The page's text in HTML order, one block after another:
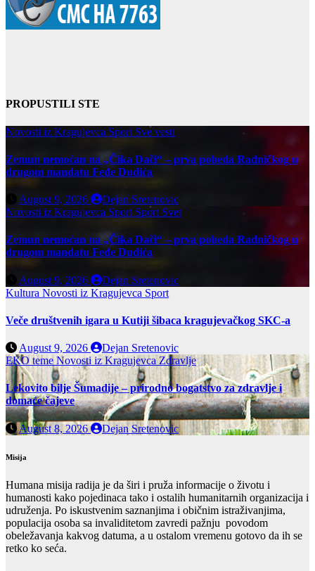
PROPUSTILI STE
Novosti iz Kragujevca Sport Sve vesti
Zemun nemoćan na „Čika Dači“ – prva pobeda Radničkog u
drugom mandatu Feđe Dudića
August 9, 2026
Dejan Sretenovic
Novosti iz Kragujevca Sport Sport Svet
Zemun nemoćan na „Čika Dači“ – prva pobeda Radničkog u
drugom mandatu Feđe Dudića
August 9, 2026
Dejan Sretenovic
Kultura Novosti iz Kragujevca Sport
Veče društvenih igara u Kutiji šibaca kragujevačkog SKC-a
August 9, 2026
Dejan Sretenovic
EKO teme Novosti iz Kragujevca Zdravlje
Lekovito bilje Šumadije – prirodno bogatstvo za zdravlje i
domaće čajeve
August 8, 2026 Dejan Sretenovic
Misija
Humana misija radija je da širi i pruža informacije o životu i
humanosti kako pojedinaca tako i ostalih humanitarnih organizacija i
udruženja. Po iskustvenim saznanjima i običnim istraživanjima,
populacija osoba sa invaliditetom zavredi pažnju povodom
obeležavanja kakvog datuma, a u ostalom vremenu gotovo da ih se
retko ko seća.